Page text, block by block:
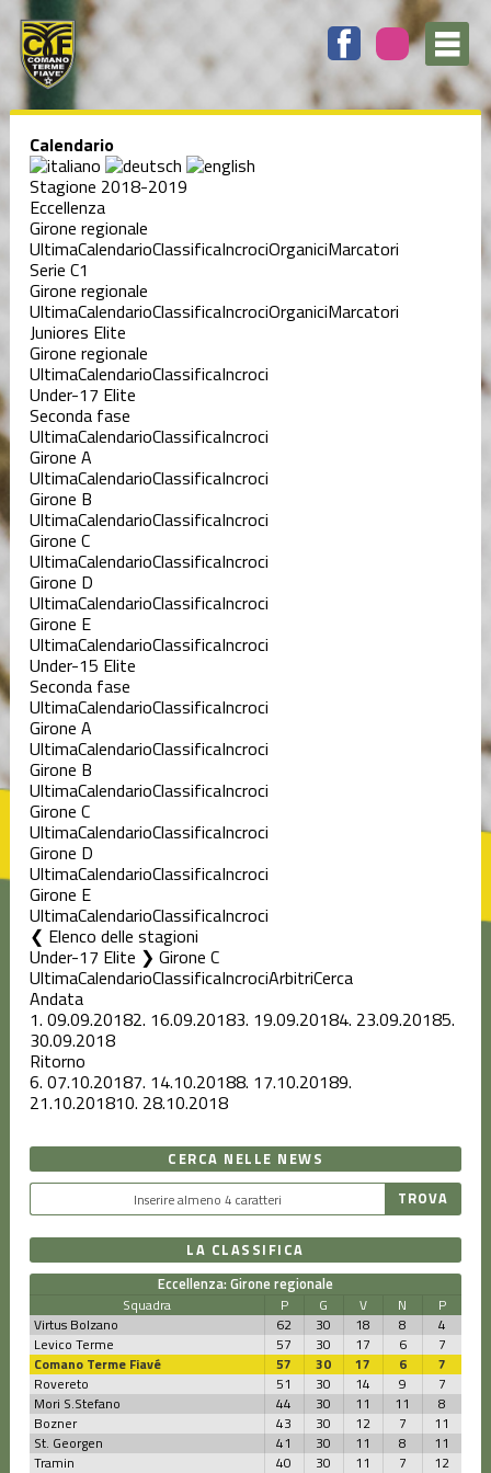
Calendario
Stagione 2018-2019
Eccellenza
Girone regionale
UltimaCalendarioClassificaIncrociOrganiciMarcatori
Serie C1
Girone regionale
UltimaCalendarioClassificaIncrociOrganiciMarcatori
Juniores Elite
Girone regionale
UltimaCalendarioClassificaIncroci
Under-17 Elite
Seconda fase
UltimaCalendarioClassificaIncroci
Girone A
UltimaCalendarioClassificaIncroci
Girone B
UltimaCalendarioClassificaIncroci
Girone C
UltimaCalendarioClassificaIncroci
Girone D
UltimaCalendarioClassificaIncroci
Girone E
UltimaCalendarioClassificaIncroci
Under-15 Elite
Seconda fase
UltimaCalendarioClassificaIncroci
Girone A
UltimaCalendarioClassificaIncroci
Girone B
UltimaCalendarioClassificaIncroci
Girone C
UltimaCalendarioClassificaIncroci
Girone D
UltimaCalendarioClassificaIncroci
Girone E
UltimaCalendarioClassificaIncroci
Elenco delle stagioni
Under-17 Elite ❯ Girone C
UltimaCalendarioClassificaIncrociArbitriCerca
Andata
1. 09.09.20182. 16.09.20183. 19.09.20184. 23.09.20185.
30.09.2018
Ritorno
6. 07.10.20187. 14.10.20188. 17.10.20189.
21.10.201810. 28.10.2018
CERCA NELLE NEWS
LA CLASSIFICA
Eccellenza: Girone regionale
Squadra P G V N
P
Virtus Bolzano
62 30 18 8
4
Levico Terme
57 30 17 6
7
Comano Terme Fiavé
57 30 17 6
7
Rovereto
51 30 14 9
7
Mori S.Stefano
44 30 11 11
8
Bozner
43 30 12 7
11
St. Georgen
41 30 11 8
11
Tramin
40 30 11 7
12